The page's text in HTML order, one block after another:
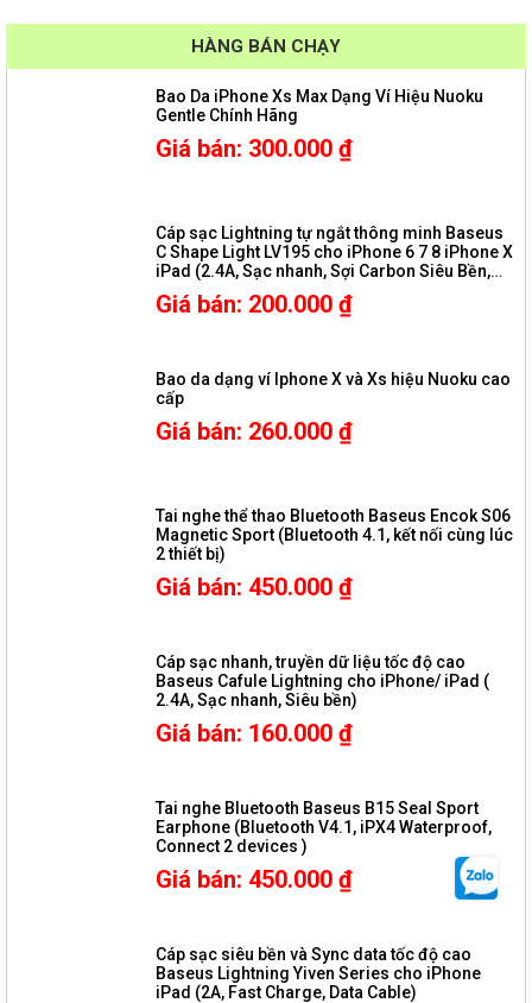
HÀNG BÁN CHẠY
Bao Da iPhone Xs Max Dạng Ví Hiệu Nuoku
Gentle Chính Hãng
Giá bán: 300.000 ₫
Cáp sạc Lightning tự ngắt thông minh Baseus
C Shape Light LV195 cho iPhone 6 7 8 iPhone X
iPad (2.4A, Sạc nhanh, Sợi Carbon Siêu Bền,
Giá bán: 200.000 ₫
Bao da dạng ví Iphone X và Xs hiệu Nuoku cao
cấp
Giá bán: 260.000 ₫
Tai nghe thể thao Bluetooth Baseus Encok S06
Magnetic Sport (Bluetooth 4.1, kết nối cùng lúc
2 thiết bị)
Giá bán: 450.000 ₫
Cáp sạc nhanh, truyền dữ liệu tốc độ cao
Baseus Cafule Lightning cho iPhone/ iPad (
2.4A, Sạc nhanh, Siêu bền)
Giá bán: 160.000 ₫
Tai nghe Bluetooth Baseus B15 Seal Sport
Earphone (Bluetooth V4.1, iPX4 Waterproof,
Connect 2 devices )
Giá bán: 450.000 ₫
Cáp sạc siêu bền và Sync data tốc độ cao
Baseus Lightning Yiven Series cho iPhone
iPad (2A, Fast Charge, Data Cable)